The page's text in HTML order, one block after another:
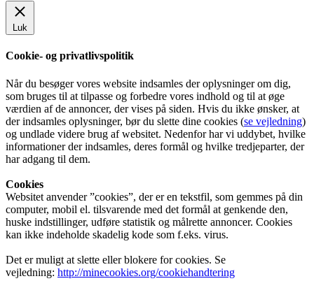
Luk
Cookie- og privatlivspolitik
Når du besøger vores website indsamles der oplysninger om dig,
som bruges til at tilpasse og forbedre vores indhold og til at øge
værdien af de annoncer, der vises på siden. Hvis du ikke ønsker, at
der indsamles oplysninger, bør du slette dine cookies (se vejledning)
og undlade videre brug af websitet. Nedenfor har vi uddybet, hvilke
informationer der indsamles, deres formål og hvilke tredjeparter, der
har adgang til dem.
Cookies
Websitet anvender ”cookies”, der er en tekstfil, som gemmes på din
computer, mobil el. tilsvarende med det formål at genkende den,
huske indstillinger, udføre statistik og målrette annoncer. Cookies
kan ikke indeholde skadelig kode som f.eks. virus.
Det er muligt at slette eller blokere for cookies. Se
vejledning: http://minecookies.org/cookiehandtering